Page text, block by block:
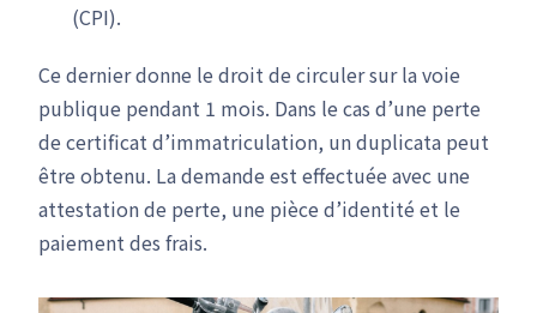
(CPI).
Ce dernier donne le droit de circuler sur la voie
publique pendant 1 mois. Dans le cas d’une perte
de certificat d’immatriculation, un duplicata peut
être obtenu. La demande est effectuée avec une
attestation de perte, une pièce d’identité et le
paiement des frais.